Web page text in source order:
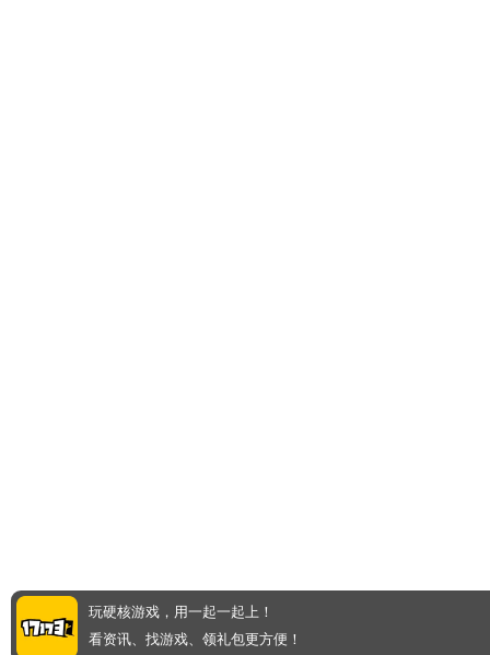
玩硬核游戏，用一起一起上！
看资讯、找游戏、领礼包更方便！